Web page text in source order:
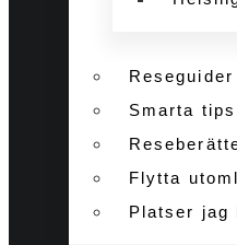
Smarta
Flytta
Platser jag